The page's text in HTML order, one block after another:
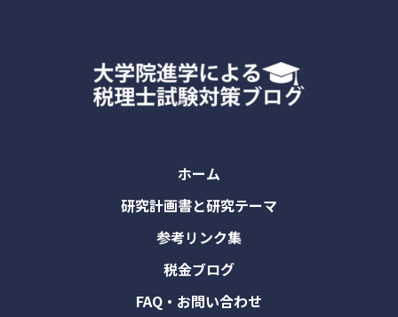
ホーム
研究計画書と研究テーマ
参考リンク集
税金ブログ
FAQ・お問い合わせ